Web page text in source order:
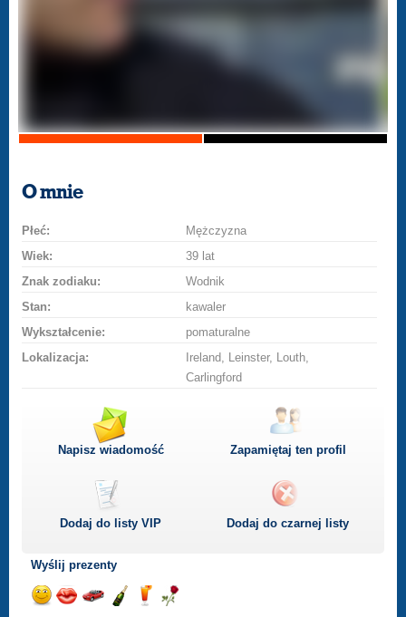
O mnie
Płeć:
Mężczyzna
Wiek:
39 lat
Znak zodiaku:
Wodnik
Stan:
kawaler
Wykształcenie:
pomaturalne
Lokalizacja:
Ireland, Leinster, Louth,
Carlingford
Napisz wiadomość Zapamiętaj ten profil
Dodaj do listyVIP Dodaj do czarnej listy
Wyślij prezenty